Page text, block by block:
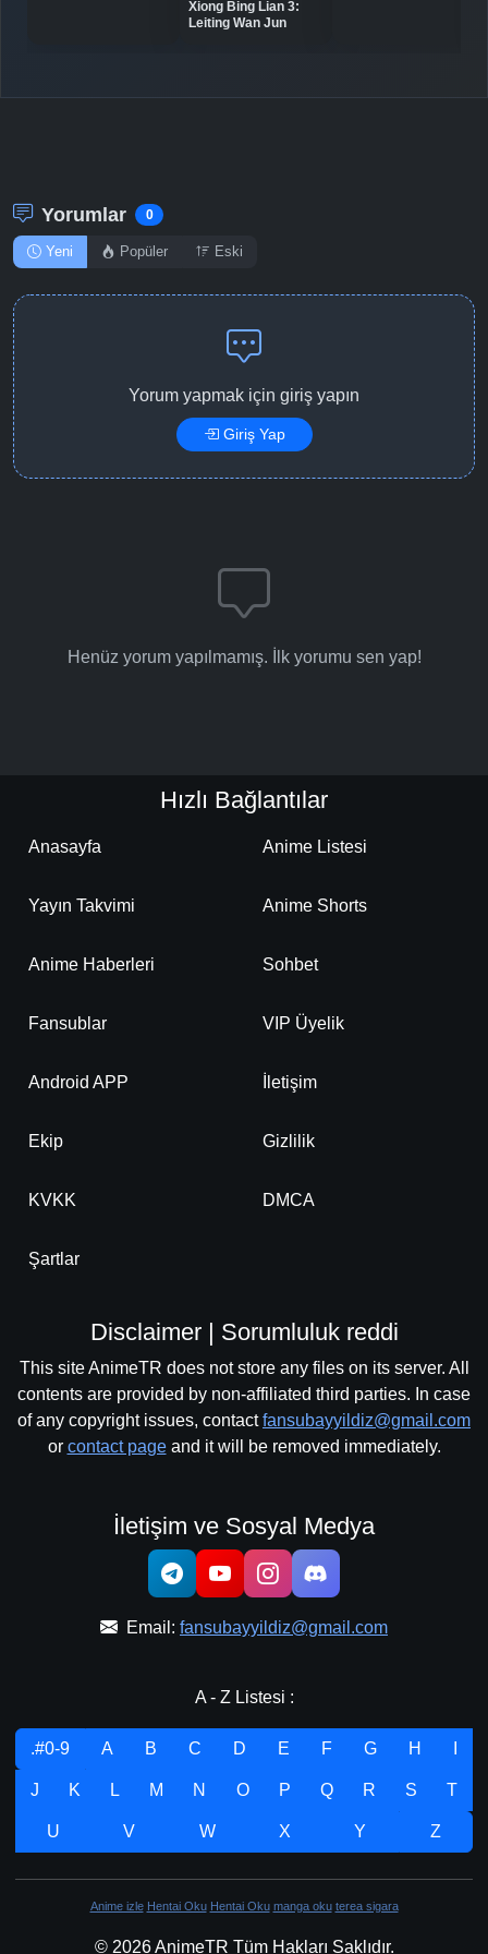
Bölüm No: 13
Xiong Bing Lian 3:
Leiting Wan Jun
Yorumlar 0
Yeni Popüler Eski
Yorum yapmak için giriş yapın
Giriş Yap
Henüz yorum yapılmamış. İlk yorumu sen yap!
Hızlı Bağlantılar
Anasayfa Anime Listesi
Yayın Takvimi Anime Shorts
Anime Haberleri Sohbet
Fansublar VIP Üyelik
Android APP İletişim
Ekip Gizlilik
KVKK DMCA
Şartlar
Disclaimer | Sorumluluk reddi
This site AnimeTR does not store any files on its server. All
contents are provided by non-affiliated third parties. In case
of any copyright issues, contactfansubayyildiz@gmail.com
or contact pageand it will be removed immediately.
İletişim ve Sosyal Medya
Email: fansubayyildiz@gmail.com
A - Z Listesi :
.#0-9 A B C D E F G H
J K L M N O P Q R S T
U V W X Y Z
Anime izle Hentai Oku Hentai Oku manga oku terea sigara
© 2026 AnimeTR Tüm Hakları Saklıdır.